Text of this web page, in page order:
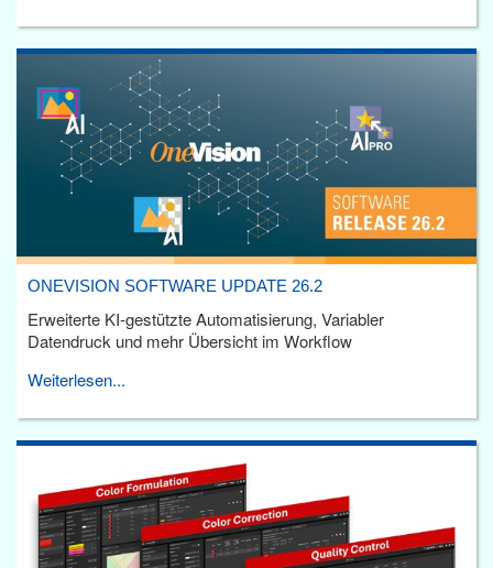
ONEVISION SOFTWARE UPDATE 26.2
Erweiterte KI-gestützte Automatisierung, Variabler
Datendruck und mehr Übersicht im Workflow
Weiterlesen...